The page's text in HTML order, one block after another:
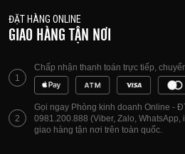
ĐẶT HÀNG ONLINE
GIAO HÀNG TẬN NƠI
1
Chấp nhận thanh toán trực tiếp,
2
Gọi ngay Phòng kinh doanh Online -
0981.200.888 (Viber, Zalo,
giao hàng tận nơi trên toàn quốc.